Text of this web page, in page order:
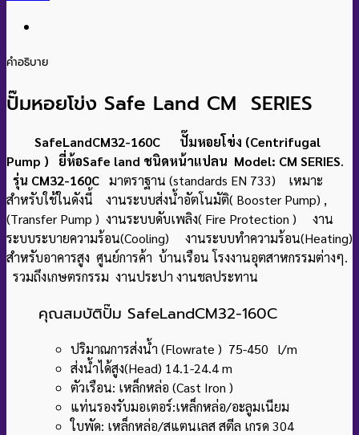
คำอธิบาย
ปั๊มหอยโข่ง Safe Land CM SERIES
SafeLandCM32-160C ปั๊มหอยโข่ง (Centrifugal
Pump ) ยี่ห้อSafe land ชนิดหน้าแปลน Model: CM SERIES.
รุ่น CM32-160C มาตราฐาน (standards EN 733) เหมาะ
สำหรับใช้ในดังนี้ งานระบบส่งน้ำอัตโนมัติ( Booster Pump) ,
(Transfer Pump ) งานระบบดับเพลิง( Fire Protection ) งาน
ระบบระบายความร้อน(Cooling) งานระบบทำความร้อน(Heating)
สำหรับอาคารสูง ศูนย์การค้า บ้านเรือน โรงงานอุตสาหกรรมต่างๆ.
รวมถึงเกษตรกรรม งานประปา งานชลประทาน
คุณสมบัติปั๊ม SafeLandCM32-160C
ปริมาณการส่งน้ำ (Flowrate ) 75-450 l/m
ส่งน้ำได้สูง(Head) 14.1-24.4 m
ตัวเรือน: เหล็กหล่อ (Cast Iron )
แท่นรองรับมอเตอร์:เหล็กหล่อ/อะลูมเนียม
ใบพัด: เหล็กหล่อ/สแตนเลส สตีล เกรด 304